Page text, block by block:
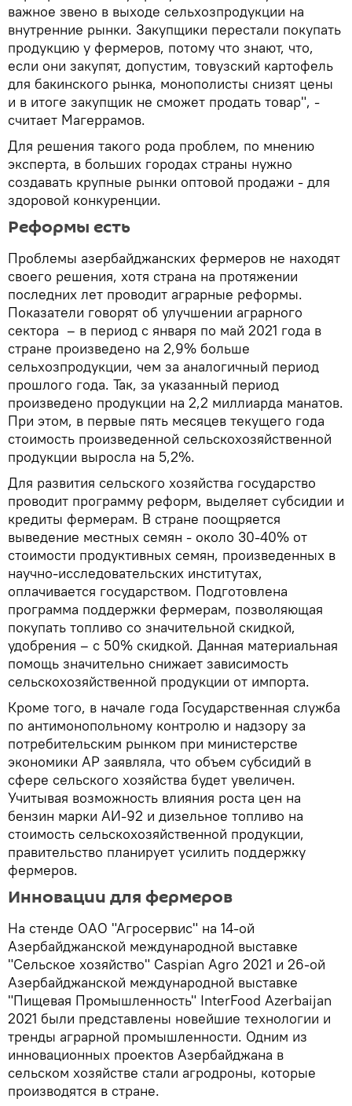
важное звено в выходе сельхозпродукции на
внутренние рынки. Закупщики перестали покупать
продукцию у фермеров, потому что знают, что,
если они закупят, допустим, товузский картофель
для бакинского рынка, монополисты снизят цены
и в итоге закупщик не сможет продать товар", -
считает Магеррамов.
Для решения такого рода проблем, по мнению
эксперта, в больших городах страны нужно
создавать крупные рынки оптовой продажи - для
здоровой конкуренции.
Реформы есть
Проблемы азербайджанских фермеров не находят
своего решения, хотя страна на протяжении
последних лет проводит аграрные реформы.
Показатели говорят об улучшении аграрного
сектора – в период с января по май 2021 года в
стране произведено на 2,9% больше
сельхозпродукции, чем за аналогичный период
прошлого года. Так, за указанный период
произведено продукции на 2,2 миллиарда манатов.
При этом, в первые пять месяцев текущего года
стоимость произведенной сельскохозяйственной
продукции выросла на 5,2%.
Для развития сельского хозяйства государство
проводит программу реформ, выделяет субсидии и
кредиты фермерам. В стране поощряется
выведение местных семян - около 30-40% от
стоимости продуктивных семян, произведенных в
научно-исследовательских институтах,
оплачивается государством. Подготовлена
программа поддержки фермерам, позволяющая
покупать топливо со значительной скидкой,
удобрения – с 50% скидкой. Данная материальная
помощь значительно снижает зависимость
сельскохозяйственной продукции от импорта.
Кроме того, в начале года Государственная служба
по антимонопольному контролю и надзору за
потребительским рынком при министерстве
экономики АР заявляла, что объем субсидий в
сфере сельского хозяйства будет увеличен.
Учитывая возможность влияния роста цен на
бензин марки АИ-92 и дизельное топливо на
стоимость сельскохозяйственной продукции,
правительство планирует усилить поддержку
фермеров.
Инновации для фермеров
На стенде ОАО "Агросервис" на 14-ой
Азербайджанской международной выставке
"Сельское хозяйство" Caspian Agro 2021 и 26-ой
Азербайджанской международной выставке
"Пищевая Промышленность" InterFood Azerbaijan
2021 были представлены новейшие технологии и
тренды аграрной промышленности. Одним из
инновационных проектов Азербайджана в
сельском хозяйстве стали агродроны, которые
производятся в стране.